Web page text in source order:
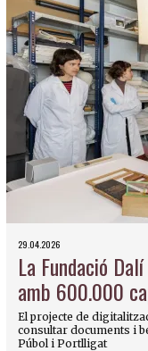
29.04.2026
La Fundació
amb 600.000
El projecte de
consultar documents i
Púbol i Portlligat